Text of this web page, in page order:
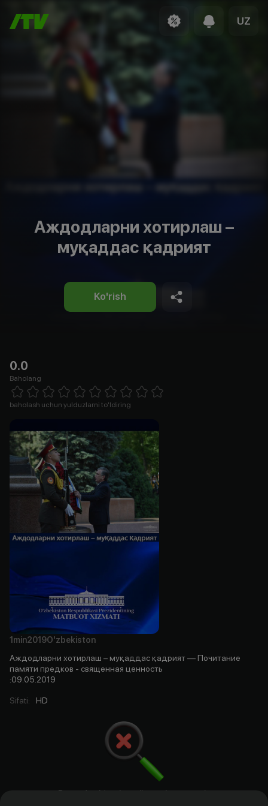
UZ
Аждодларни хотирлаш –
муқаддас қадрият
Ko'rish
0.0
Baholang
1 Star 2 Stars 3 Stars 4 Stars5 Stars 6 Stars7 Stars8 Stars
baholash uchun yulduzlarni to'ldiring
1min2019O'zbekiston
Аждодларни хотирлаш – муқаддас қадрият — Почитание
памяти предков - священная ценность
:09.05.2019
Sifati: HD
Bu yerda aktyorlar, rejissyorlar. ssenariy